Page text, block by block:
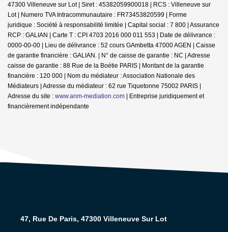
47300 Villeneuve sur Lot | Siret : 45382059900018 | RCS : Villeneuve sur
Lot | Numero TVA Intracommunautaire : FR73453820599 | Forme
juridique : Société à responsabilité limitée | Capital social : 7 800 | Assurance
RCP : GALIAN | Carte T : CPI 4703 2016 000 011 553 | Date de délivrance :
0000-00-00 | Lieu de délivrance : 52 cours GAmbetta 47000 AGEN | Caisse
de garantie financière : GALIAN. | N° de caisse de garantie : NC | Adresse
caisse de garantie : 88 Rue de la Boétie PARIS | Montant de la garantie
financière : 120 000 | Nom du médiateur : Association Nationale des
Médiateurs | Adresse du médiateur : 62 rue Tiquetonne 75002 PARIS |
Adresse du site : www.anm-mediation.com | Entreprise juridiquement et
financièrement indépendante
47, Rue De Paris, 47300 Villeneuve Sur Lot